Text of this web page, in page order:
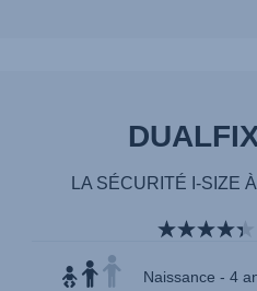
LA SÉCURITÉ I-SIZE
Naissance - 4